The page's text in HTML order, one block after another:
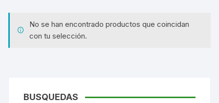
No se han encontrado productos que coincidan
con tu selección.
BUSQUEDAS